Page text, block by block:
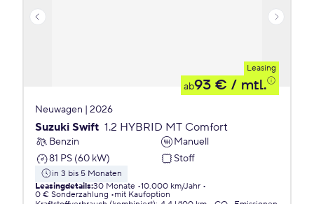
Leasing
ab93 € / mtl.
Neuwagen | 2026
Suzuki Swift 1.2 HYBRID MT Comfort
Benzin
Manuell
81 PS (60 kW)
Stoff
in 3 bis 5 Monaten
Leasingdetails:30 Monate 10.000 km/Jahr
0 € Sonderzahlung
mit Kaufoption